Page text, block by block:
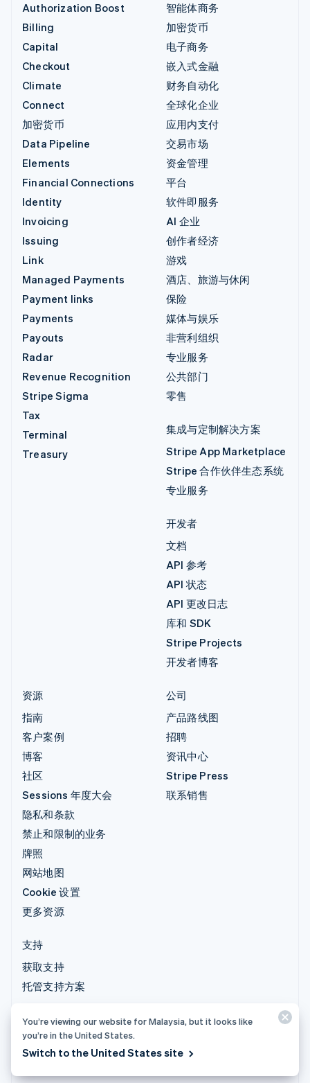
Authorization Boost
Billing
Capital
Checkout
Climate
Connect
加密货币
Data Pipeline
Elements
Financial Connections
Identity
Invoicing
Issuing
Link
Managed Payments
Payment links
Payments
Payouts
Radar
Revenue Recognition
Stripe Sigma
Tax
Terminal
Treasury
智能体商务
加密货币
电子商务
嵌入式金融
财务自动化
全球化企业
应用内支付
交易市场
资金管理
平台
软件即服务
AI 企业
创作者经济
游戏
酒店、旅游与休闲
保险
媒体与娱乐
非营利组织
专业服务
公共部门
零售
集成与定制解决方案
Stripe App Marketplace
Stripe 合作伙伴生态系统
专业服务
开发者
文档
API 参考
API 状态
API 更改日志
库和 SDK
Stripe Projects
开发者博客
资源
指南
客户案例
博客
社区
Sessions 年度大会
隐私和条款
禁止和限制的业务
牌照
网站地图
Cookie 设置
更多资源
公司
产品路线图
招聘
资讯中心
Stripe Press
联系销售
支持
获取支持
托管支持方案
© 2026 Stripe, LLC
You’re viewing our website for Malaysia, but it looks like
you’re in the United States.
Switch to the United States site